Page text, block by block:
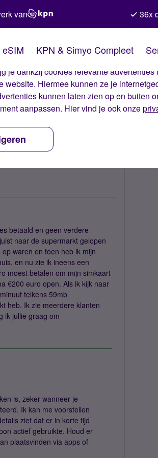
deze cookies zorgen wij ervoor dat je
je dankzij cookies relevante advertenties
website. Hiermee kunnen ze je
kunnen laten zien op en buiten
aanpassen. Hier vind je ook onze
van 36x
eSIM KPN & Simyo Compleet
betaald en geen verdere
naar de supermarkt gelopen
waren en toen heb ik mijn
en nu zie ik ineens een
moest betalen om mijn simkaart
€200 euro open. Als ik kijk naar
telkens 59mb
heb. Ik zie meerdere klanten
ik jullie graag om
is, zeker wanneer je
Ik kan me voorstellen
ziet dat er in korte tijd
actief gebruikte. Houd er
plaatsvinden via apps of